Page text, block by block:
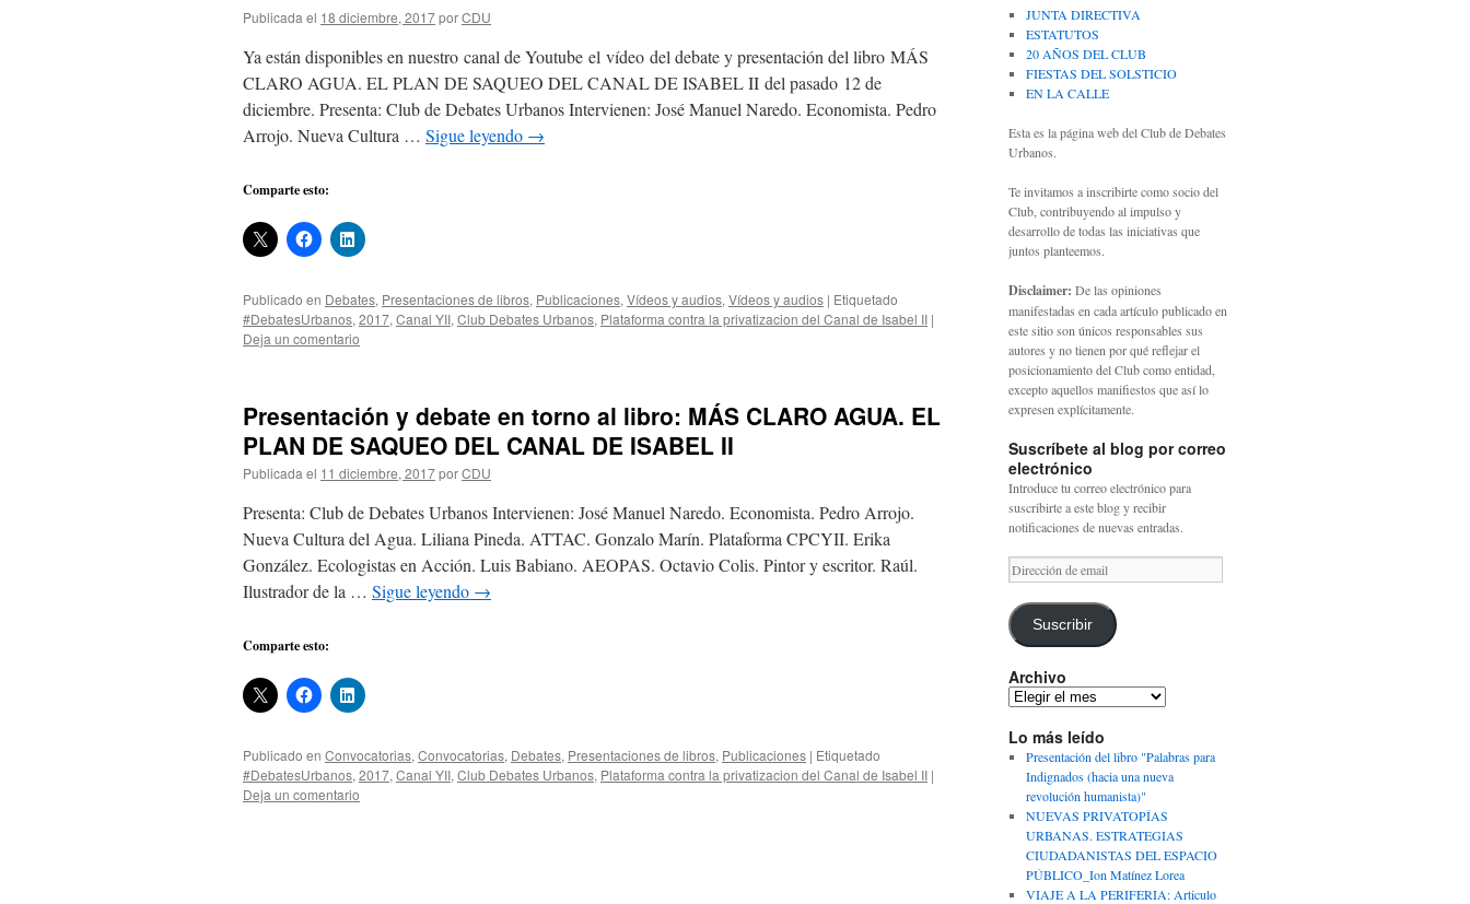
Publicada el 18 diciembre, 2017porCDU
Ya están disponibles en nuestro canal de Youtube el vídeo del debate y presentación del libro MÁS
CLARO AGUA. EL PLAN DE SAQUEO DEL CANAL DE ISABEL II del pasado 12 de
diciembre. Presenta: Club de Debates Urbanos Intervienen: José Manuel Naredo. Economista. Pedro
Arrojo. Nueva Cultura … Sigue leyendo →
Comparte esto:
Publicado en Debates, Presentaciones de libros, Publicaciones, Vídeos y audios, Vídeos y audios | Etiquetado
#DebatesUrbanos, 2017, Canal YII, Club Debates Urbanos, Plataforma contra la privatizacion del Canal de Isabel II |
Deja un comentario
Presentación y debate en torno al libro: MÁS CLARO AGUA. EL
PLAN DE SAQUEO DEL CANAL DE ISABEL II
Publicada el 11 diciembre, 2017porCDU
Presenta: Club de Debates Urbanos Intervienen: José Manuel Naredo. Economista. Pedro Arrojo.
Nueva Cultura del Agua. Liliana Pineda. ATTAC. Gonzalo Marín. Plataforma CPCYII. Erika
González. Ecologistas en Acción. Luis Babiano. AEOPAS. Octavio Colis. Pintor y escritor. Raúl.
Ilustrador de la … Sigue leyendo →
Comparte esto:
Publicado en Convocatorias, Convocatorias, Debates, Presentaciones de libros, Publicaciones | Etiquetado
#DebatesUrbanos, 2017, Canal YII, Club Debates Urbanos, Plataforma contra la privatizacion del Canal de Isabel II |
Deja un comentario
JUNTA DIRECTIVA
ESTATUTOS
20 AÑOS DEL CLUB
FIESTAS DEL SOLSTICIO
EN LA CALLE
Esta es la página web del Club de Debates
Urbanos.
Te invitamos a inscribirte como socio del
Club, contribuyendo al impulso y
desarrollo de todas las iniciativas que
juntos planteemos.
Disclaimer: De las opiniones
manifestadas en cada artículo publicado en
este sitio son únicos responsables sus
autores y no tienen por qué reflejar el
posicionamiento del Club como entidad,
excepto aquellos manifiestos que así lo
expresen explícitamente.
Suscríbete al blog por correo
electrónico
Introduce tu correo electrónico para
suscribirte a este blog y recibir
notificaciones de nuevas entradas.
Dirección
de
email
Suscribir
Archivo
Archivo
Lo más leído
Presentación del libro "Palabras para
Indignados (hacia una nueva
revolución humanista)"
NUEVAS PRIVATOPÍAS
URBANAS. ESTRATEGIAS
CIUDADANISTAS DEL ESPACIO
PÚBLICO_Ion Matínez Lorea
VIAJE A LA PERIFERIA: Articulo